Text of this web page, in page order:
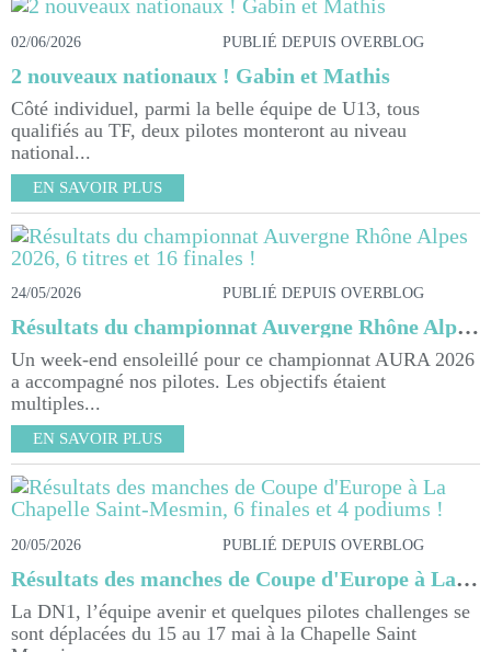
02/06/2026 PUBLIÉ DEPUIS OVERBLOG
2 nouveaux nationaux ! Gabin et Mathis
Côté individuel, parmi la belle équipe de U13, tous
qualifiés au TF, deux pilotes monteront au niveau
national...
EN SAVOIR PLUS
24/05/2026 PUBLIÉ DEPUIS OVERBLOG
Résultats du championnat Auvergne Rhône Alpes 2026, 6 titres et 16 finales !
Un week-end ensoleillé pour ce championnat AURA 2026
a accompagné nos pilotes. Les objectifs étaient
multiples...
EN SAVOIR PLUS
20/05/2026 PUBLIÉ DEPUIS OVERBLOG
Résultats des manches de Coupe d'Europe à La Chapelle Saint-Mesmin, 6 finales et 4 podiums !
La DN1, l’équipe avenir et quelques pilotes challenges se
sont déplacées du 15 au 17 mai à la Chapelle Saint